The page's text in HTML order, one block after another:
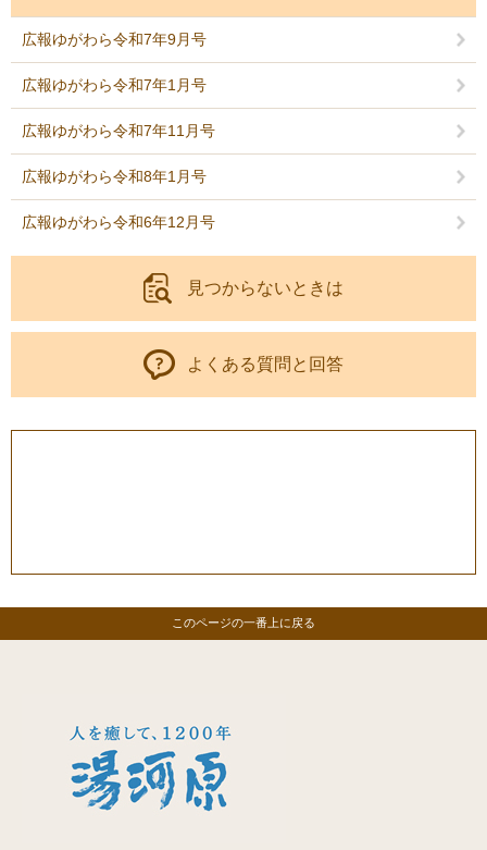
広報ゆがわら令和7年9月号
広報ゆがわら令和7年1月号
広報ゆがわら令和7年11月号
広報ゆがわら令和8年1月号
広報ゆがわら令和6年12月号
見つからないときは
よくある質問と回答
このページの一番上に戻る